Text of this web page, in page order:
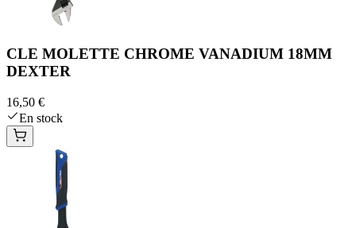
CLE MOLETTE CHROME VANADIUM 18MM
DEXTER
16,50 €
En stock